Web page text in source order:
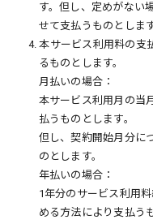
す。但し、定めがない
せて支払うものとします
4. 本サービス利用料の支
るものとします。
月払いの場合：
本サービス利用月の当
払うものとします。
但し、契約開始月分に
のとします。
年払いの場合：
1年分のサービス利用
める方法により支払う